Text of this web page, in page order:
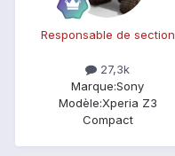
Responsable de section
27,3k
Marque:Sony
Modèle:Xperia Z3
Compact